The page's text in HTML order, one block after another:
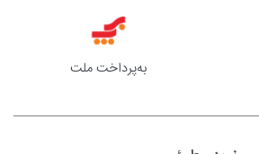
به‌پرداخت ملت